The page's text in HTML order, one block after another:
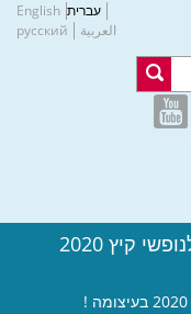
עברית English
русский
العربية
קייטנת כפר נהר הירדן – ההרשמה לנופשי קיץ 2020